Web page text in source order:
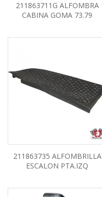
211863711G ALFOMBRA
CABINA GOMA 73.79
211863735 ALFOMBRILLA
ESCALON PTA.IZQ